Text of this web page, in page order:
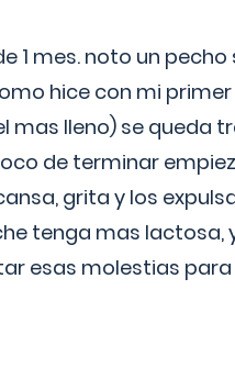
1 mes. noto un
hice con mi
lleno) se queda
de terminar
grita y los
tenga mas lactosa,
esas molestias